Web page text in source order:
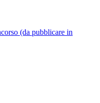
(da pubblicare in